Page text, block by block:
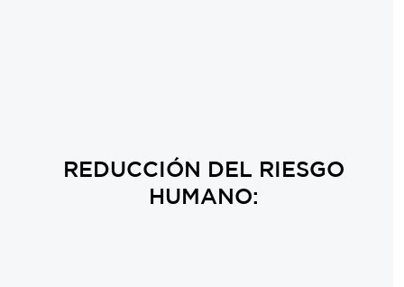
REDUCCIÓN DEL RIESGO
HUMANO: